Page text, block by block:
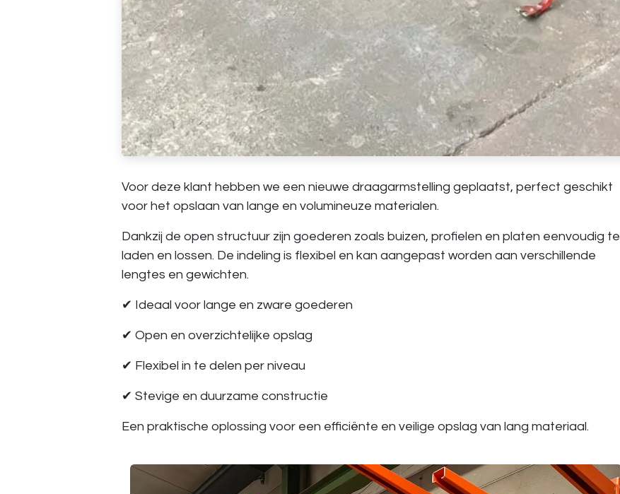
Voor deze klant hebben we een nieuwe draagarmstelling geplaatst, perfect geschikt
voor het opslaan van lange en volumineuze materialen.
Dankzij de open structuur zijn goederen zoals buizen, profielen en platen eenvoudig te
laden en lossen. De indeling is flexibel en kan aangepast worden aan verschillende
lengtes en gewichten.
✔ Ideaal voor lange en zware goederen
✔ Open en overzichtelijke opslag
✔ Flexibel in te delen per niveau
✔ Stevige en duurzame constructie
Een praktische oplossing voor een efficiënte en veilige opslag van lang materiaal.